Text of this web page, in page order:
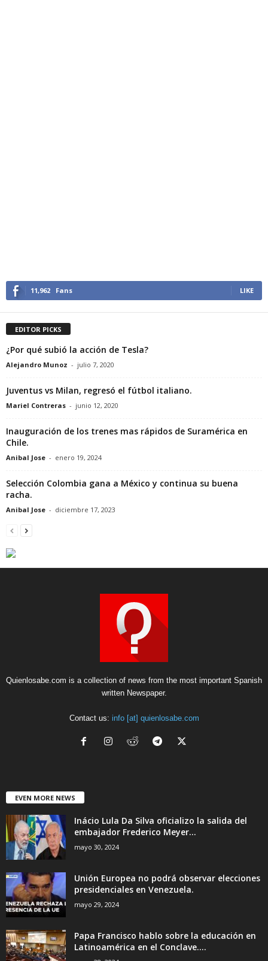
11,962 Fans LIKE
EDITOR PICKS
¿Por qué subió la acción de Tesla?
Alejandro Munoz - julio 7, 2020
Juventus vs Milan, regresó el fútbol italiano.
Mariel Contreras - junio 12, 2020
Inauguración de los trenes mas rápidos de Suramérica en
Chile.
Anibal Jose - enero 19, 2024
Selección Colombia gana a México y continua su buena
racha.
Anibal Jose - diciembre 17, 2023
Quienlosabe.com is a collection of news from the most important Spanish
written Newspaper.
Contact us: info [at] quienlosabe.com
EVEN MORE NEWS
Inácio Lula Da Silva oficializo la salida del
embajador Frederico Meyer...
mayo 30, 2024
Unión Europea no podrá observar elecciones
presidenciales en Venezuela.
mayo 29, 2024
Papa Francisco hablo sobre la educación en
Latinoamérica en el Conclave....